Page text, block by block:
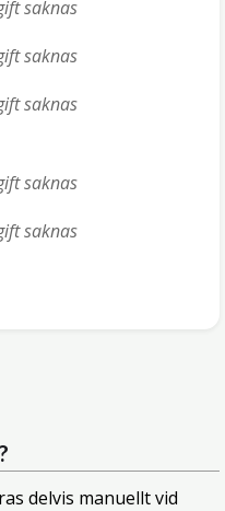
saknas
saknas
saknas
saknas
saknas
delvis manuellt vid